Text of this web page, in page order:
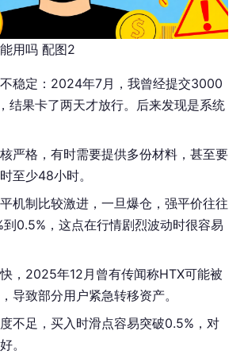
用吗 配图2
稳定：2024年7月，我曾经提交3000
结果卡了两天才放行。后来发现是系统
严格，有时需要提供多份材料，甚至要
至少48小时。
机制比较激进，一旦爆仓，强平价往往
到0.5%，这点在行情剧烈波动时很容易
，2025年12月曾有传闻称HTX可能被
导致部分用户紧急转移资产。
不足，买入时滑点容易突破0.5%，对
。